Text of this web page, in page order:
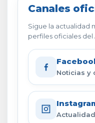
Canales
Sigue la actualidad
perfiles oficiales del
Noticias y